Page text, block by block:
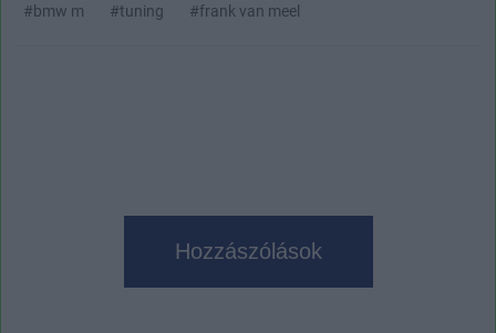
#bmw m
#tuning #frank van meel
Hozzászólások